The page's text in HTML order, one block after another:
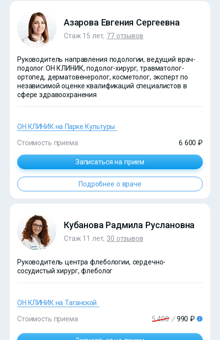
?>
Азарова Евгения Сергеевна
Стаж 15 лет, 77 отзывов
Руководитель направления подологии, ведущий врач-
подолог ОН КЛИНИК, подолог-хирург, травматолог-
ортопед, дерматовенеролог, косметолог, эксперт по
независимой оценке квалификаций специалистов в
сфере здравоохранения
ОН КЛИНИК на Парке Культуры
Стоимость приема 6 600 ₽
Записаться на прием
Подробнее о враче
?>
Кубанова Радмила Руслановна
Стаж 11 лет, 30 отзывов
Руководитель центра флебологии, сердечно-
сосудистый хирург, флеболог
ОН КЛИНИК на Таганской
Стоимость приема 5 400 / 990 ₽